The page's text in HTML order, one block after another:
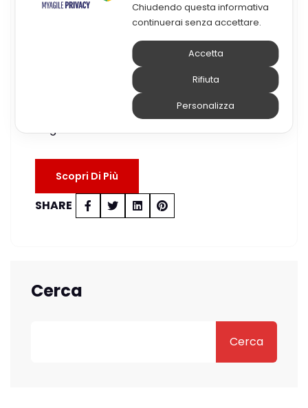
Truffa Del Falso CEO: Cos’è E
Come Difendersi
Cos’è la truffa del falso CEO? Più
tecnicamente nota come “Business e-mail
compromise”, si tratta di un fenomeno
largamente diffuso anche in Italia e che…
Scopri Di Più
SHARE
Cerca
Cerca
Chiudendo questa informativa
continuerai senza accettare.
Accetta
Rifiuta
Personalizza